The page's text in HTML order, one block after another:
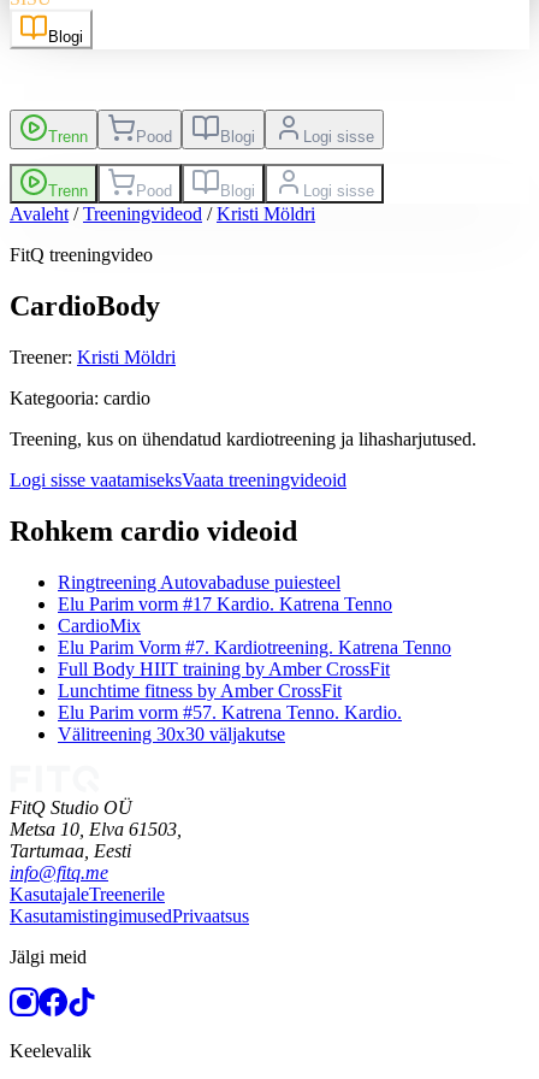
Blogi
Trenn Pood Blogi Logi sisse
Trenn Pood Blogi Logi sisse
Avaleht /Treeningvideod /Kristi Möldri
FitQ treeningvideo
CardioBody
Treener: Kristi Möldri
Kategooria: cardio
Treening, kus on ühendatud kardiotreening ja lihasharjutused.
Logi sisse vaatamiseksVaata treeningvideoid
Rohkem cardio videoid
Ringtreening Autovabaduse puiesteel
Elu Parim vorm #17 Kardio. Katrena Tenno
CardioMix
Elu Parim Vorm #7. Kardiotreening. Katrena Tenno
Full Body HIIT training by Amber CrossFit
Lunchtime fitness by Amber CrossFit
Elu Parim vorm #57. Katrena Tenno. Kardio.
Välitreening 30x30 väljakutse
FitQ Studio OÜ
Metsa 10, Elva 61503,
Tartumaa, Eesti
info@fitq.me
KasutajaleTreenerile
KasutamistingimusedPrivaatsus
Jälgi meid
Keelevalik